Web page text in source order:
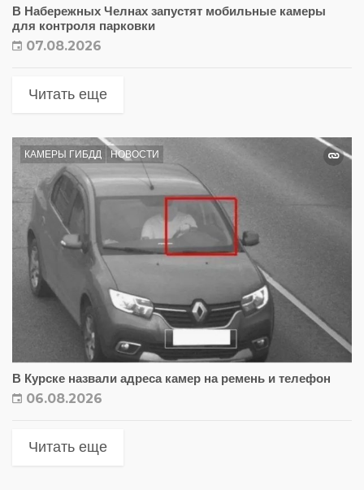
В Набережных Челнах запустят мобильные камеры
для контроля парковки
07.08.2026
Читать еще
КАМЕРЫ ГИБДД НОВОСТИ
В Курске назвали адреса камер на ремень и телефон
06.08.2026
Читать еще